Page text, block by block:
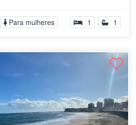
Para mulheres 1 1